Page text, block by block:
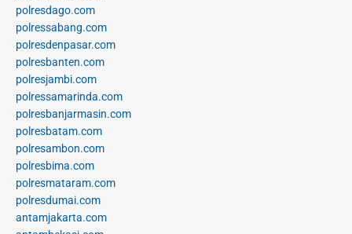
polresdago.com
polressabang.com
polresdenpasar.com
polresbanten.com
polresjambi.com
polressamarinda.com
polresbanjarmasin.com
polresbatam.com
polresambon.com
polresbima.com
polresmataram.com
polresdumai.com
antamjakarta.com